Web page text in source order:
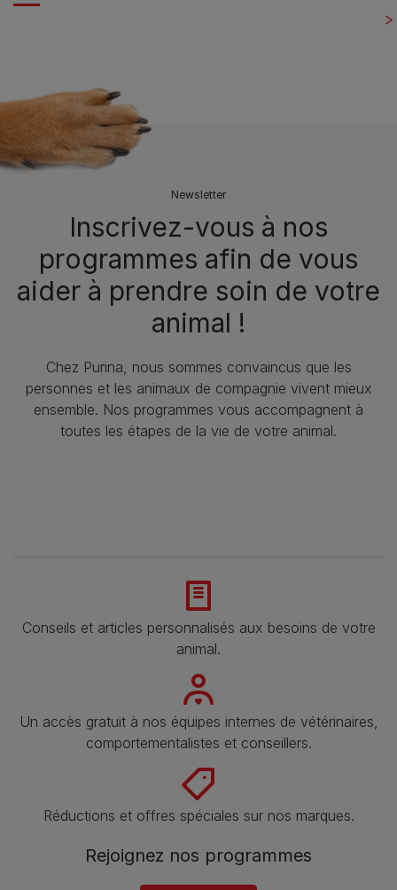
Newsletter
Inscrivez-vous à nos
programmes afin de vous
aider à prendre soin de votre
animal !
Chez Purina, nous sommes convaincus que les
personnes et les animaux de compagnie vivent mieux
ensemble. Nos programmes vous accompagnent à
toutes les étapes de la vie de votre animal.​
Conseils et articles personnalisés aux besoins de votre
animal​.
Un accès gratuit à nos équipes internes de vétérinaires,
comportementalistes et conseillers.
Réductions et offres spéciales sur nos marques​.
Rejoignez nos programmes